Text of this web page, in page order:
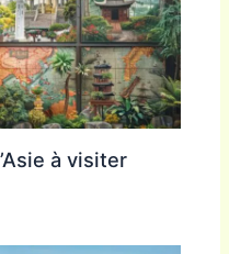
à visiter